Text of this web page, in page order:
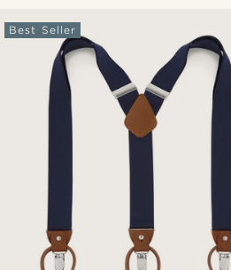
Best Seller